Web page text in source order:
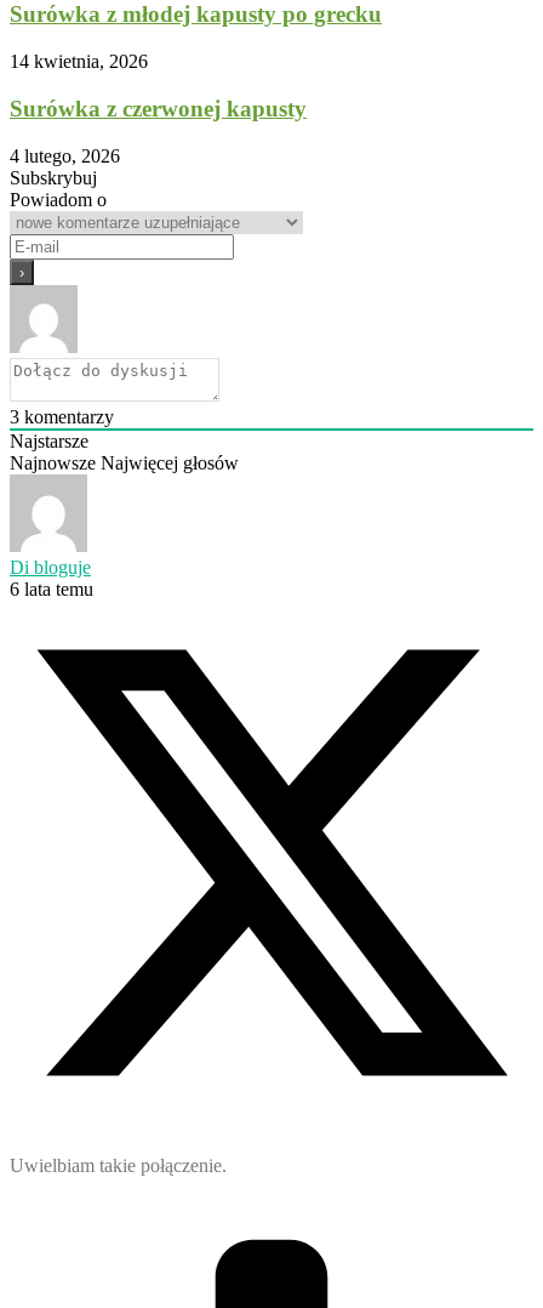
Surówka z młodej kapusty po grecku
14 kwietnia, 2026
Surówka z czerwonej kapusty
4 lutego, 2026
Subskrybuj
Powiadom o
3 komentarzy
Najstarsze
Najnowsze Najwięcej głosów
Di bloguje
6 lata temu
Uwielbiam takie połączenie.